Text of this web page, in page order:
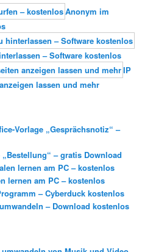
Anonym im
– Software kostenlos
IP
lassen und mehr
Vorlage „Gesprächsnotiz“ –
– gratis Download
lernen am PC – kostenlos
lernen am PC – kostenlos
– Cyberduck kostenlos
– Download kostenlos